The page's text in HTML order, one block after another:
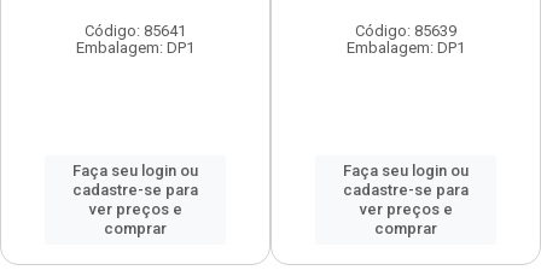
Código: 85641
Embalagem: DP1
Faça seu login ou
cadastre-se para
ver preços e
comprar
Código: 85639
Embalagem: DP1
Faça seu login ou
cadastre-se para
ver preços e
comprar